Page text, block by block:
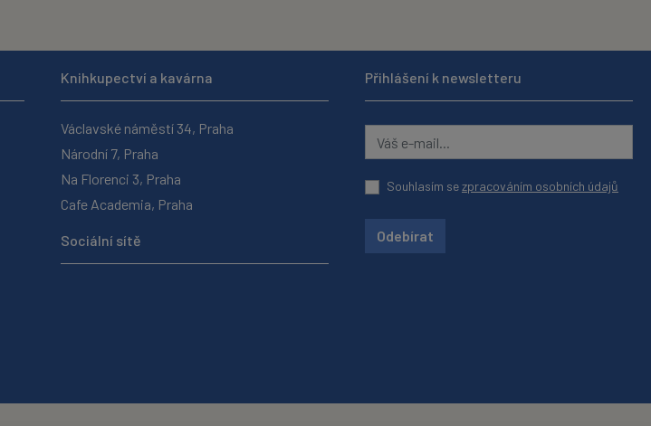
Knihkupectví a kavárna
Václavské náměstí 34, Praha
Národní 7, Praha
Na Florenci 3, Praha
Cafe Academia, Praha
Sociální sítě
Přihlášení k newsletteru
Souhlasím sezpracováním osobních údajů
Odebírat